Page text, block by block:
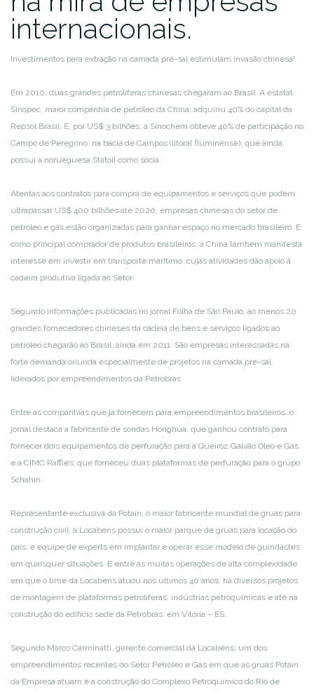
internacionais.
Investimentos para extração na camada pré-sal estimulam invasão chinesa!
Em 2010, duas grandes petrolíferas chinesas chegaram ao Brasil. A estatal
Sinopec, maior companhia de petróleo da China, adquiriu 40% do capital da
Repsol Brasil. E, por US$ 3 bilhões, a Sinochem obteve 40% de participação no
Campo de Peregrino, na bacia de Campos (litoral fluminense), que ainda
possui a norueguesa Statoil como sócia.
Atentas aos contratos para compra de equipamentos e serviços que podem
ultrapassar US$ 400 bilhões até 2020, empresas chinesas do setor de
petróleo e gás estão organizadas para ganhar espaço no mercado brasileiro. E
como principal comprador de produtos brasileiros, a China também manifesta
interesse em investir em transporte marítimo, cujas atividades dão apoio à
cadeira produtiva ligada ao Setor.
Segundo informações publicadas no jornal Folha de São Paulo, ao menos 20
grandes fornecedores chineses da cadeia de bens e serviços ligados ao
petróleo chegarão ao Brasil, ainda em 2011. São empresas interessadas na
forte demanda oriunda especialmente de projetos na camada pré-sal,
liderados por empreendimentos da Petrobras.
Entre as companhias que já fornecem para empreendimentos brasileiros, o
jornal destaca a fabricante de sondas Honghua, que ganhou contrato para
fornecer dois equipamentos de perfuração para a Queiroz Galvão Óleo e Gás,
e a CIMC Raffles, que forneceu duas plataformas de perfuração para o grupo
Schahin.
Representante exclusiva da Potain, o maior fabricante mundial de gruas para
construção civil, a Locabens possui o maior parque de gruas para locação do
país, e equipe de experts em implantar e operar esse modelo de guindastes
em quaisquer situações. E entre as muitas operações de alta complexidade
em que o time da Locabens atuou nos últimos 40 anos, há diversos projetos
de montagem de plataformas petrolíferas, indústrias petroquímicas e até na
construção do edifício sede da Petrobrás, em Vitória – ES.
Segundo Marco Carminatti, gerente comercial da Locabens, um dos
empreendimentos recentes do Setor Petróleo e Gás em que as gruas Potain
da Empresa atuam é a construção do Complexo Petroquímico do Rio de